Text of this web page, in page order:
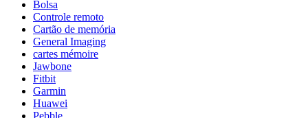
Bolsa
Controle remoto
Cartão de memória
General Imaging
cartes mémoire
Jawbone
Fitbit
Garmin
Huawei
Pebble